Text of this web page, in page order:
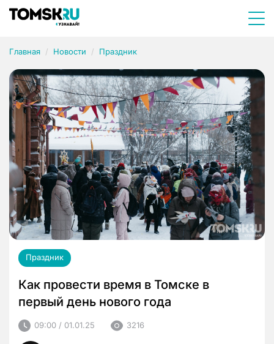
Главная Новости Праздник
Праздник
Как провести время в Томске в
первый день нового года
09:00 / 01.01.25 3216